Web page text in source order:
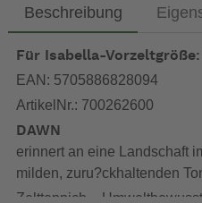
Beschreibung
Für Isabella-Vorzeltgröße:
EAN: 5705886828094
ArtikelNr.: 700262600
DAWN
erinnert an eine Landschaft
milden, zuru?ckhaltenden
Zeltteppich –